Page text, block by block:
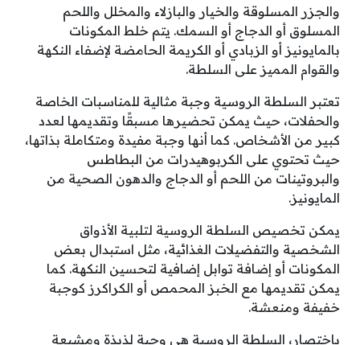
والجزر المسلوقة والخيار والبازلاء والمخلل واللحم
المسلوق أو الدجاج أو السمك. يتم خلط المكونات
بالمايونيز أو الزبادي أو الكريمة الحامضة لإضفاء النكهة
والقوام المميز على السلطة.
تعتبر السلطة الروسية وجبة مثالية للمناسبات الخاصة
والحفلات، حيث يمكن تحضيرها مسبقًا وتقديمها لعدد
كبير من الأشخاص. كما أنها وجبة مفيدة ومتكاملة بذاتها،
حيث تحتوي على الكربوهيدرات من البطاطس
والبروتينات من اللحم أو الدجاج والدهون الصحية من
المايونيز.
يمكن تخصيص السلطة الروسية لتلبية الأذواق
الشخصية والتفضيلات الغذائية، مثل استبدال بعض
المكونات أو إضافة توابل إضافية لتحسين النكهة. كما
يمكن تقديمها مع الخبز المحمص أو الكراكرز كوجبة
خفيفة ومنعشة.
باختصار، السلطة الروسية هي وجبة لذيذة ومشبعة